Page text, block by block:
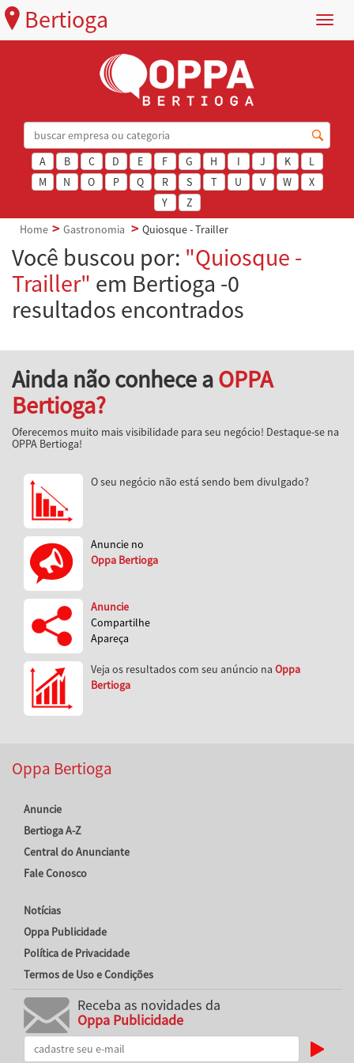
Menu
Bertioga
A B C D E F G H I J K
L
M
N O P Q R S T U V W
X
Y
Z
Home
Gastronomia Quiosque - Trailler
Você buscou por: "Quiosque -
Trailler" em Bertioga -0
resultados encontrados
Ainda não conhece aOPPA
Bertioga?
Oferecemos muito mais visibilidade para seu negócio! Destaque-se na
OPPA Bertioga!
O seu negócio não está sendo bem divulgado?
Anuncie no
Oppa Bertioga
Anuncie
Compartilhe
Apareça
Veja os resultados com seu anúncio na Oppa
Bertioga
Oppa Bertioga
Anuncie
Bertioga A-Z
Central do Anunciante
Fale Conosco
Notícias
Oppa Publicidade
Política de Privacidade
Termos de Uso e Condições
Receba as novidades da
Oppa Publicidade